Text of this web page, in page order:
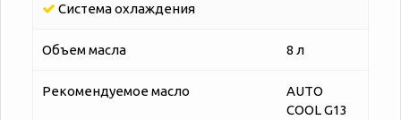
Система охлаждения
Объем масла 8 л
Рекомендуемое масло
AUTO
COOL G13